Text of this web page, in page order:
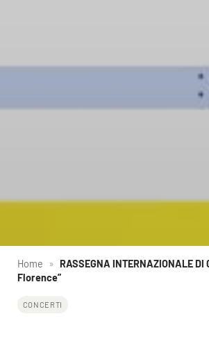
Home » RASSEGNA INTERNAZIONALE DI
Florence”
CONCERTI